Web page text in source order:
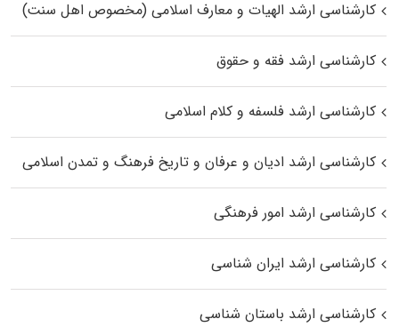
کارشناسی ارشد الهیات و معارف اسلامی (مخصوص اهل سنت)
کارشناسی ارشد فقه و حقوق
کارشناسی ارشد فلسفه و کلام اسلامی
کارشناسی ارشد ادیان و عرفان و تاریخ فرهنگ و تمدن اسلامی
کارشناسی ارشد امور فرهنگی
کارشناسی ارشد ایران شناسی
کارشناسی ارشد باستان شناسی